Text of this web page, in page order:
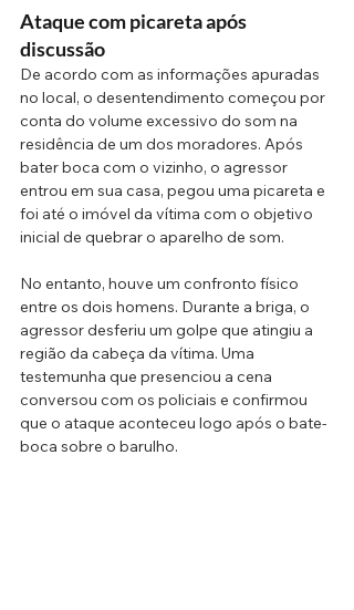
Ataque com picareta após
discussão
De acordo com as informações apuradas
no local, o desentendimento começou por
conta do volume excessivo do som na
residência de um dos moradores. Após
bater boca com o vizinho, o agressor
entrou em sua casa, pegou uma picareta e
foi até o imóvel da vítima com o objetivo
inicial de quebrar o aparelho de som.
No entanto, houve um confronto físico
entre os dois homens. Durante a briga, o
agressor desferiu um golpe que atingiu a
região da cabeça da vítima. Uma
testemunha que presenciou a cena
conversou com os policiais e confirmou
que o ataque aconteceu logo após o bate-
boca sobre o barulho.